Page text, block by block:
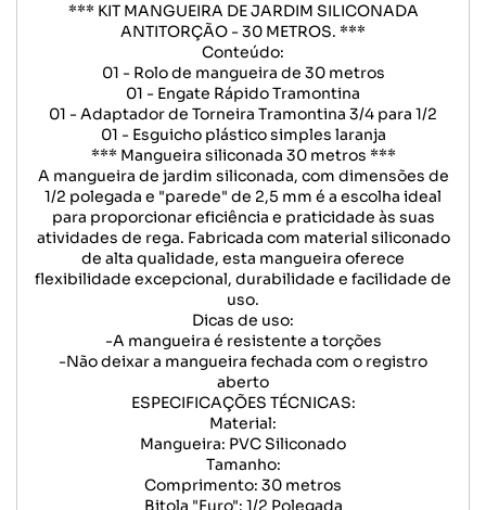
*** KIT MANGUEIRA DE JARDIM SILICONADA
ANTITORÇÃO - 30 METROS. ***
Conteúdo:
01 - Rolo de mangueira de 30 metros
01 - Engate Rápido Tramontina
01 - Adaptador de Torneira Tramontina 3/4 para 1/2
01 - Esguicho plástico simples laranja
*** Mangueira siliconada 30 metros ***
A mangueira de jardim siliconada, com dimensões de
1/2 polegada e "parede" de 2,5 mm é a escolha ideal
para proporcionar eficiência e praticidade às suas
atividades de rega. Fabricada com material siliconado
de alta qualidade, esta mangueira oferece
flexibilidade excepcional, durabilidade e facilidade de
uso.
Dicas de uso:
-A mangueira é resistente a torções
-Não deixar a mangueira fechada com o registro
aberto
ESPECIFICAÇÕES TÉCNICAS:
Material:
Mangueira: PVC Siliconado
Tamanho:
Comprimento: 30 metros
Bitola "Furo": 1/2 Polegada